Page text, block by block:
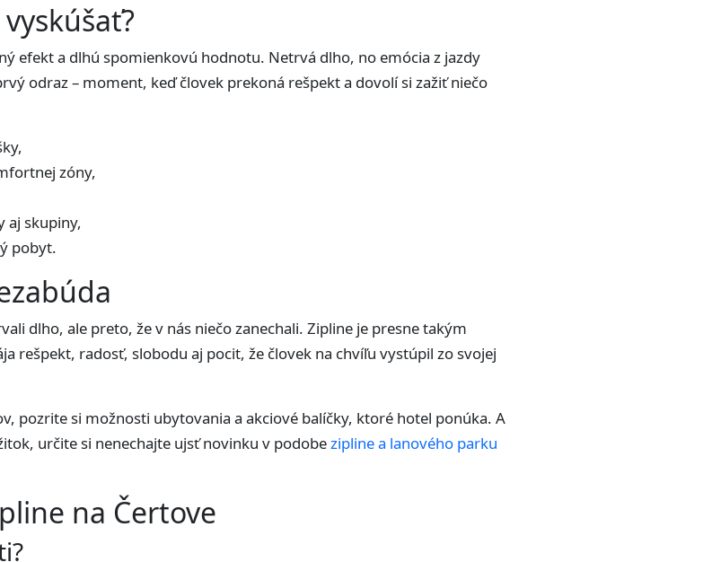
efekt a dlhú spomienkovú hodnotu. Netrvá dlho, no emócia z jazdy
odraz – moment, keď človek prekoná rešpekt a dovolí si zažiť niečo
zóny,
aj skupiny,
pobyt.
dlho, ale preto, že v nás niečo zanechali. Zipline je presne takým
rešpekt, radosť, slobodu aj pocit, že človek na chvíľu vystúpil zo svojej
pozrite si možnosti ubytovania a akciové balíčky, ktoré hotel ponúka. A
určite si nenechajte ujsť novinku v podobezipline a lanového parku
na Čertove